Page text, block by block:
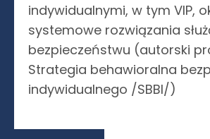
indywidualnymi, w tym VIP,
systemowe rozwiązania
bezpieczeństwu (autorski
Strategia behawioralna
indywidualnego /SBBI/)